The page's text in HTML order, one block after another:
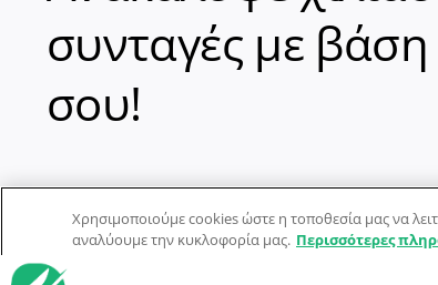
συνταγές με
σου!
Χρησιμοποιούμε cookies ώστε η τοποθεσία μας να
αναλύουμε την κυκλοφορία μας. Περισσότερες